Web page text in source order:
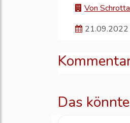
Von
21.09.2022
Das